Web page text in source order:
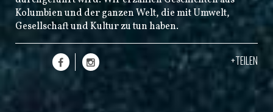
Kolumbien und der ganzen Welt, die mit Umwelt,
Gesellschaft und Kultur zu tun haben.
+TEILEN